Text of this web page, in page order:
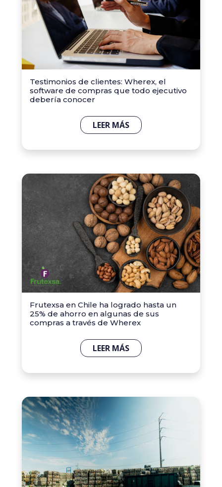
Testimonios de clientes: Wherex, el
software de compras que todo ejecutivo
debería conocer
LEER MÁS
Frutexsa en Chile ha logrado hasta un
25% de ahorro en algunas de sus
compras a través de Wherex
LEER MÁS